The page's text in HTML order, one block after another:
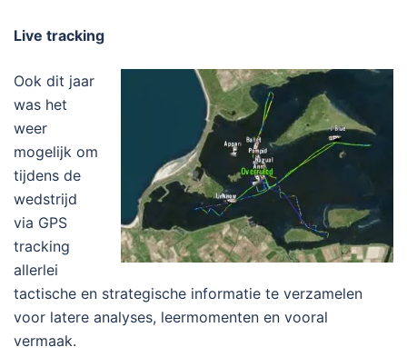
Live tracking
Ook dit jaar
was het
weer
mogelijk om
tijdens de
wedstrijd
via GPS
tracking
allerlei
tactische en strategische informatie te verzamelen
voor latere analyses, leermomenten en vooral
vermaak.